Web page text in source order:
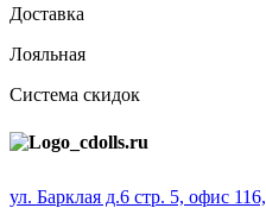
Доставка
Лояльная
Система скидок
ул. Барклая д.6 стр. 5, офис 116,